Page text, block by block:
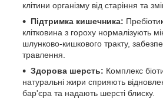
клітини організму від старіння та
Підтримка кишечника:
клітковина з гороху нормалізують
шлунково-кишкового тракту,
травлення.
Здорова шерсть: Комплекс
натуральні жири сприяють
бар'єра та надають шерсті блиску.